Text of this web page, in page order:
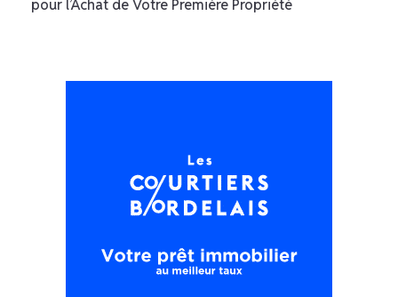
pour l’Achat de Votre Première Propriété